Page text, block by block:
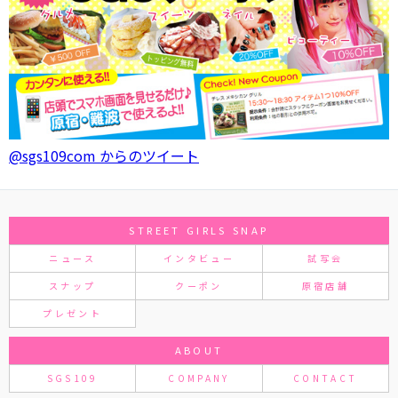
@sgs109com からのツイート
STREET GIRLS SNAP
ニュース インタビュー 試写会
スナップ クーポン 原宿店舗
プレゼント
ABOUT
SGS109 COMPANY CONTACT